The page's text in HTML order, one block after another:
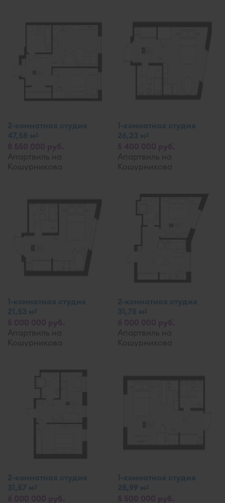
2-комнатная студия
47,58 м2
Апартвиль на
Кошурникова
1-комнатная студия
26,23 м2
Апартвиль на
Кошурникова
1-комнатная студия
21,53 м2
Апартвиль на
Кошурникова
2-комнатная студия
31,75 м2
Апартвиль на
Кошурникова
2-комнатная студия
31,57 м2
1-комнатная студия
28,99 м2